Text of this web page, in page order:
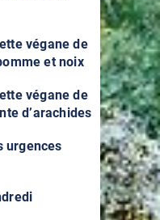
végane de
et noix
végane de
d’arachides
urgences